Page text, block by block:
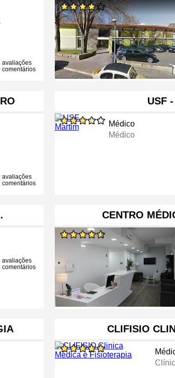
avaliações
comentários
avaliações
comentários
USF
Médico
Médico
avaliações
comentários
CENTRO
CLIFISIO